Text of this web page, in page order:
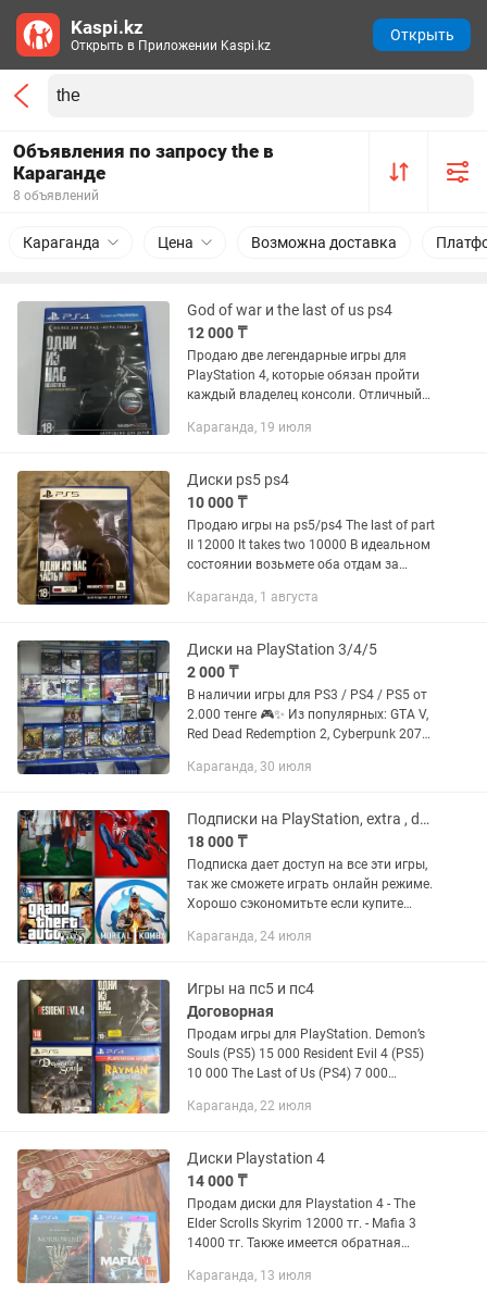
Объявления по запросу the в
Караганде
8 объявлений
Караганда Цена Возможна доставка
God of war и the last of us ps4
12 000 ₸
Продаю две легендарные игры для
PlayStation 4, которые обязан пройти
каждый владелец консоли. Отличный
пополнение в коллекцию! God of War
Караганда, 19 июля
Диски ps5 ps4
10 000 ₸
Продаю игры на ps5/ps4 The last of part
II 12000 It takes two 10000 В идеальном
состоянии возьмете оба отдам за
Караганда, 1 августа
Диски на PlayStation 3/4/5
2 000 ₸
В наличии игры для PS3 / PS4 / PS5 от
2.000 тенге 🎮✨ Из популярных: GTA V,
Red Dead Redemption 2, Cyberpunk 2077,
Spider-Man, Mortal Kombat, Call of Duty,
Караганда, 30 июля
Подписки на PlayStation, extra , deluxe Ps5 Ps4
18 000 ₸
Подписка дает доступ на все эти игры,
так же сможете играть онлайн режиме.
Хорошо сэкономитьте если купите
2077, Marvel Spider-Man (2018), Spider
Караганда, 24 июля
Игры на пс5 и пс4
Договорная
Продам игры для PlayStation. Demon’s
Souls (PS5) 15 000 Resident Evil 4 (PS5)
10 000 The Last of Us (PS4) 7 000
в отличном состоянии, без царапин.
Караганда, 22 июля
Диски Playstation 4
14 000 ₸
Продам диски для Playstation 4 - The
Elder Scrolls Skyrim 12000 тг. - Mafia 3
14000 тг. Также имеется обратная
Караганда, 13 июля
Kaspi.kz
Открыть в Приложении Kaspi.kz
Открыть